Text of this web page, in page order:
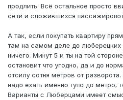
продлить. Всё остальное просто
сети и сложившихся
А так, если покупать квартиру
там на самом деле до люберецких
ничего. Минут 5 и ты на той
остановит что угодно, да и до
отсилу сотня метров от
надо ехать именно тупо до метро,
Варианты с Люберцами имеет